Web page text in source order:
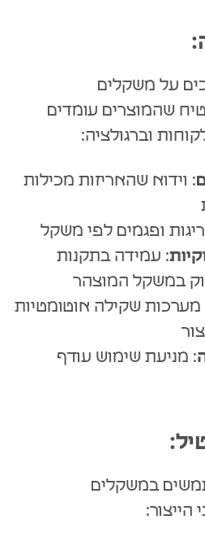
על משקלים
שהמוצרים עומדים
וברגולציה:
: וידוא שהאריזות מכילות
ופגמים לפי משקל
: עמידה בתקנות
במשקל המוצהר
מערכות שקילה אוטומטיות
: מניעת שימוש עודף
במשקלים
הייצור: